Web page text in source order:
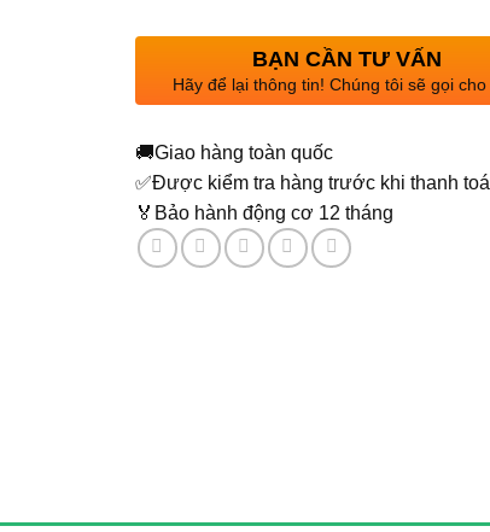
BẠN CẦN TƯ VẤN
Hãy để lại thông tin! Chúng tôi sẽ gọi cho
🚚Giao hàng toàn quốc
✅Được kiểm tra hàng trước khi thanh
🏅 Bảo hành động cơ 12 tháng